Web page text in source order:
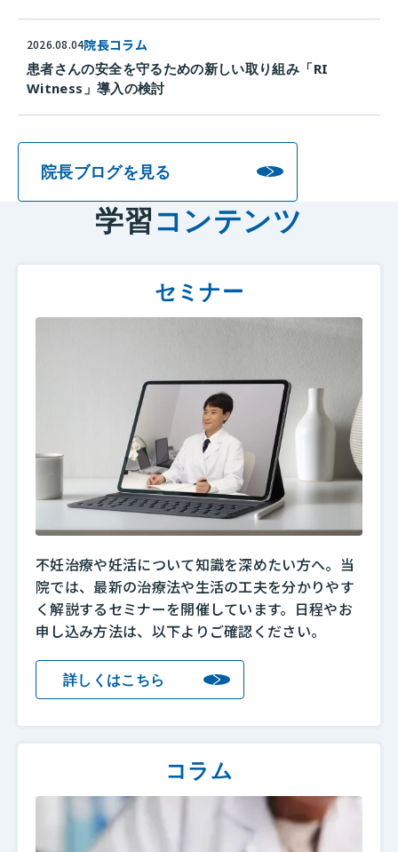
2026.08.04院長コラム
患者さんの安全を守るための新しい取り組み「RI
Witness」導入の検討
院長ブログを見る
学習コンテンツ
セミナー
不妊治療や妊活について知識を深めたい方へ。当
院では、最新の治療法や生活の工夫を分かりやす
く解説するセミナーを開催しています。日程やお
申し込み方法は、以下よりご確認ください。
詳しくはこちら
コラム